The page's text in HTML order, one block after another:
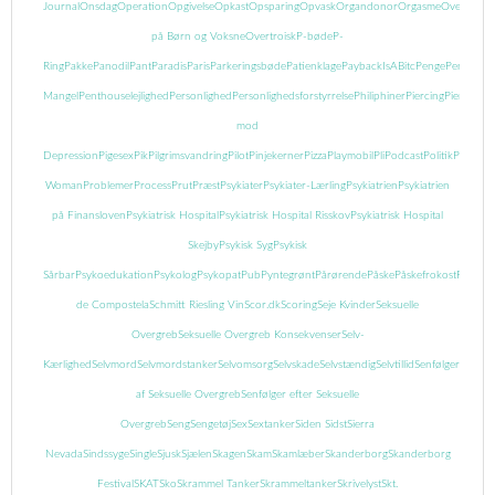
JournalOnsdagOperationOpgivelseOpkastOpsparingOpvaskOrgandonorOrgasmeOvergreb
på Børn og VoksneOvertroiskP-bødeP-
RingPakkePanodil PantParadisParisParkeringsbødePatienklagePaybackIsABitc Penge
Mangel Penthouselejlighed Personlighed PersonlighedsforstyrrelsePhiliphinerPiercingPiercing
mod
Depression PigesexPikPilgrimsvandringPilotPinjekernerPizza Playmobil PliPodcastPolitik
Woman ProblemerProcessPrutPræstPsykiaterPsykiater-LærlingPsykiatrien Psykiatrien
på Finansloven Psykiatrisk Hospital Psykiatrisk Hospital RisskovPsykiatrisk Hospital
SkejbyPsykisk SygPsykisk
SårbarPsykoedukation PsykologPsykopatPub PyntegrøntPårørendePåskePåskefrokostPædofili
de CompostelaSchmitt Riesling VinScor.dkScoringSeje KvinderSeksuelle
OvergrebSeksuelle Overgreb KonsekvenserSelv-
KærlighedSelvmordSelvmordstankerSelvomsorgSelvskadeSelvstændigSelvtillidSenfølger
af Seksuelle OvergrebSenfølger efter Seksuelle
OvergrebSengSengetøjSexSextankerSiden SidstSierra
NevadaSindssygeSingleSjuskSjælenSkagenSkamSkamlæberSkanderborgSkanderborg
Festival SKATSkoSkrammel TankerSkrammeltankerSkrivelystSkt.